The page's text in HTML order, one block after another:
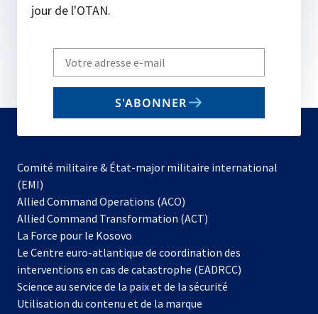
jour de l'OTAN.
Write
your
email
S'ABONNER
Comité militaire & État-major militaire international
(EMI)
Allied Command Operations (ACO)
dans
nouvel
onglet
Allied Command Transformation (ACT)
La Force pour le Kosovo
dans
un
nouvel
onglet
Le Centre euro-atlantique de coordination des
interventions en cas de catastrophe (EADRCC)
Science au service de la paix et de la sécurité
Utilisation du contenu et de la marque